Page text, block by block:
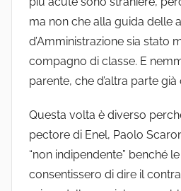
ma non che alla guida delle
d’Amministrazione sia stato
compagno di classe. E
parente, che d’altra parte già
Questa volta è diverso
pectore di Enel, Paolo
“non indipendente” benché
consentissero di dire il